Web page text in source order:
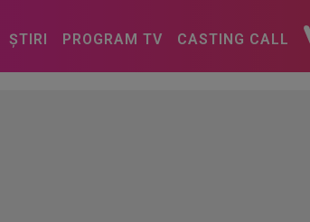
ȘTIRI PROGRAM TV CASTING CALL